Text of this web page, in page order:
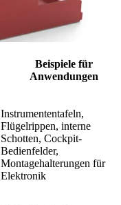
Beispiele für
Anwendungen
Instrumententafeln,
Flügelrippen, interne
Schotten, Cockpit-
Bedienfelder,
Montagehalterungen für
Elektronik